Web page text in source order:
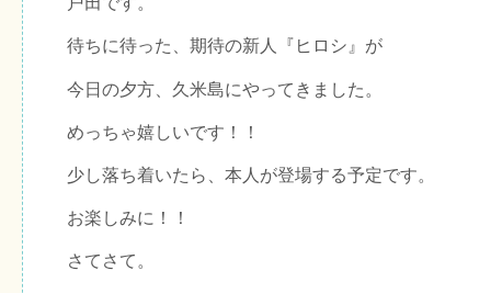
待ちに待った、期待の新人『ヒロシ』が
今日の夕方、久米島にやってきました。
めっちゃ嬉しいです！！
少し落ち着いたら、本人が登場する予定です。
お楽しみに！！
さてさて。